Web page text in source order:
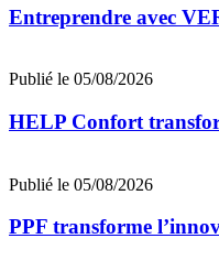
Entreprendre avec
Publié le 05/08/2026
HELP Confort
Publié le 05/08/2026
PPF transforme